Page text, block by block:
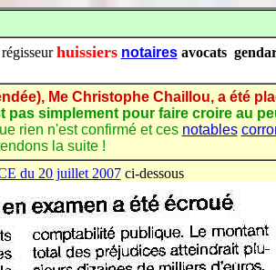
huissiers notairesavocats
Me Christophe Chaillou, a été
pas simplement pour faire croire au
rien n'est confirmé et ces notables
la suite !
du 20 juillet 2007ci-dessous